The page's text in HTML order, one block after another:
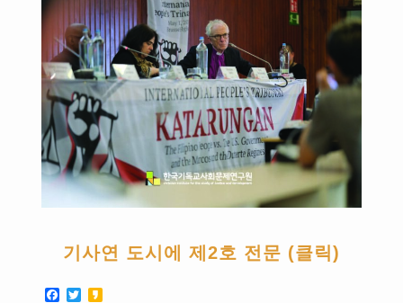
기사연 도시에 제2호 전문 (클릭)
Facebook
Twitter